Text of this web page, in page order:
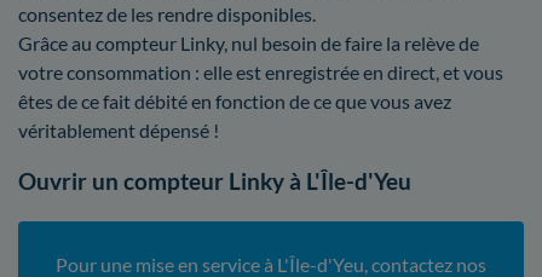
consentez de les rendre disponibles.
Grâce au compteur Linky, nul besoin de faire la relève de
votre consommation : elle est enregistrée en direct, et vous
êtes de ce fait débité en fonction de ce que vous avez
véritablement dépensé !
Ouvrir un compteur Linky à L'Île-d'Yeu
Pour une mise en service à L'Île-d'Yeu, contactez nos